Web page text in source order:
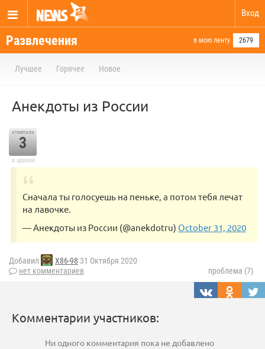
Вход
Развлечения в мою ленту 2679
Лучшее Горячее Новое
Анекдоты из России
отметили
3
в архиве
Сначала ты голосуешь на пеньке, а потом тебя лечат
на лавочке.
— Анекдоты из России (@anekdotru) October 31, 2020
Добавил X86-98 31 Октября 2020
нет комментариев
проблема (7)
Комментарии участников:
Ни одного комментария пока не добавлено